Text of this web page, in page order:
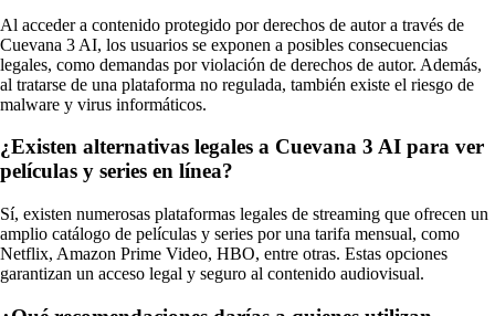
Al acceder a contenido protegido por derechos de autor a través de
Cuevana 3 AI, los usuarios se exponen a posibles consecuencias
legales, como demandas por violación de derechos de autor. Además,
al tratarse de una plataforma no regulada, también existe el riesgo de
malware y virus informáticos.
¿Existen alternativas legales a Cuevana 3 AI para ver
películas y series en línea?
Sí, existen numerosas plataformas legales de streaming que ofrecen un
amplio catálogo de películas y series por una tarifa mensual, como
Netflix, Amazon Prime Video, HBO, entre otras. Estas opciones
garantizan un acceso legal y seguro al contenido audiovisual.